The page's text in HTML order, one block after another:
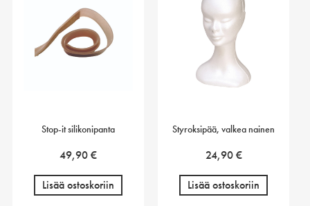
Stop-it silikonipanta
49,90€
Lisää ostoskoriin
Styroksipää, valkea nainen
24,90€
Lisää ostoskoriin